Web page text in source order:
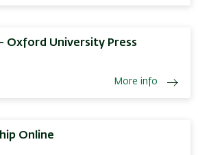
Oxford University Press
More info
Online